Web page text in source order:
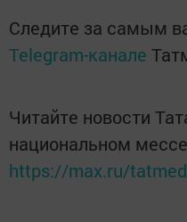
Следите за самым
Telegram-канале
Читайте новости
национальном
https://max.ru/